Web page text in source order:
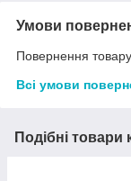
Умови
Повернення
Всі умови
Подібні товари